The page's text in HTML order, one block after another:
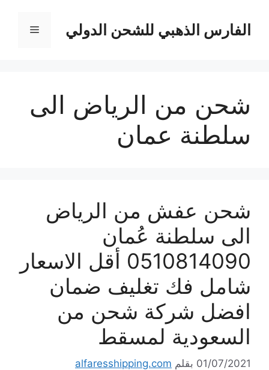
المحتوىالفارس الذهبي للشحن الدولي القائمة
شحن من الرياض الى
سلطنة عمان
شحن عفش من الرياض
الى سلطنة عُمان
0510814090 أقل الاسعار
شامل فك تغليف ضمان
افضل شركة شحن من
السعودية لمسقط
01/07/2021 بقلم alfaresshipping.com